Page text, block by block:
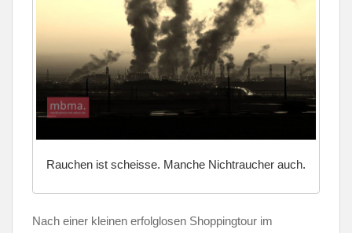
Rauchen ist scheisse. Manche Nichtraucher auch.
Nach einer kleinen erfolglosen Shoppingtour im